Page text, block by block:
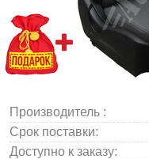
Производитель :
Срок поставки:
Доступно к заказу: